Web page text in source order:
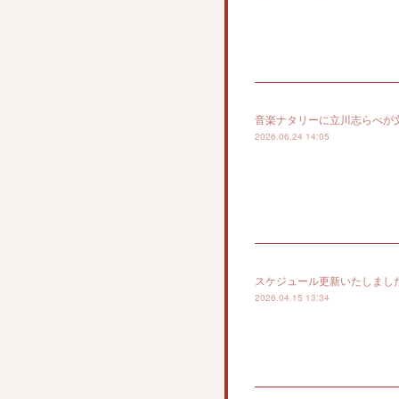
音楽ナタリーに立川志らべが
2026.06.24 14:05
スケジュール更新いたしまし
2026.04.15 13:34